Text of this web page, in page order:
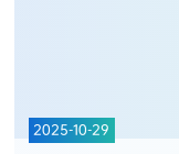
2025-10-29